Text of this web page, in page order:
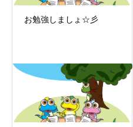
お勉強しましょ☆彡